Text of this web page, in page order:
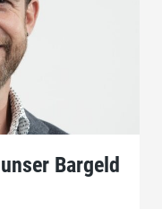
Bargeld